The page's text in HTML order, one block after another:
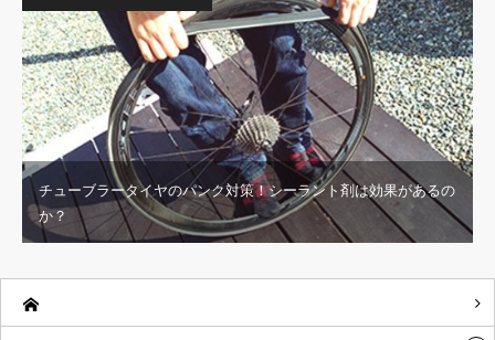
チューブラータイヤのパンク対策！シーラント剤は効果があるの
か？